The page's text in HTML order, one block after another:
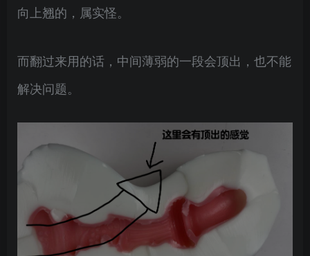
向上翘的，属实怪。
而翻过来用的话，中间薄弱的一段会顶出，也不能
解决问题。